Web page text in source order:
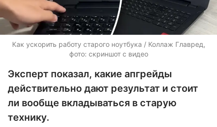
Как ускорить работу старого ноутбука / Коллаж Главред,
фото: скриншот с видео
Эксперт показал, какие апгрейды
действительно дают результат и стоит
ли вообще вкладываться в старую
технику.